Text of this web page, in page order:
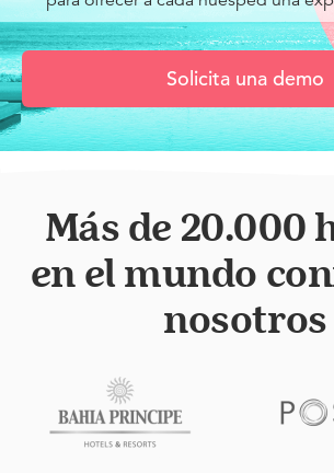
Solicita una demo
Más de 20.000
en el mundo
nosotros